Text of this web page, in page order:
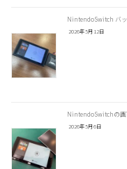
NintendoSwitch バ
2026年5月12日
NintendoSwitchの画
2026年5月6日